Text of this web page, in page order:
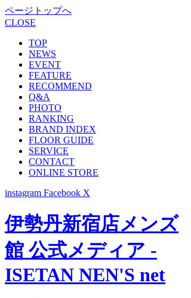
ページトップへ
CLOSE
TOP
NEWS
EVENT
FEATURE
RECOMMEND
Q&A
PHOTO
RANKING
BRAND INDEX
FLOOR GUIDE
SERVICE
CONTACT
ONLINE STORE
instagram Facebook X
伊勢丹新宿店メンズ
館 公式メディア -
ISETAN NEN'S net